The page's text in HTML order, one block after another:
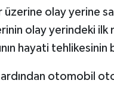
üzerine olay yerine
olay yerindeki ilk
hayati
otomobil